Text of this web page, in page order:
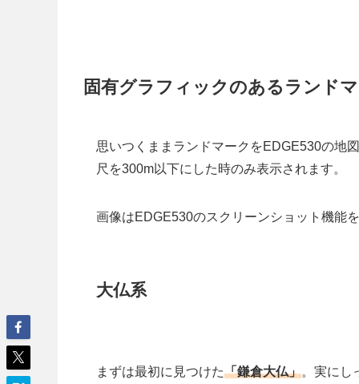
固有グラフィックのあるランド
思いつくままランドマークをEDGE530の地
尺を300m以下にした時のみ表示されます。
画像はEDGE530のスクリーンショット機能
大仏系
まずは最初に見つけた「鎌倉大仏」。実にし